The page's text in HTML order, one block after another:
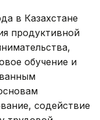
в Казахстане
продуктивной
обучение и
содействие